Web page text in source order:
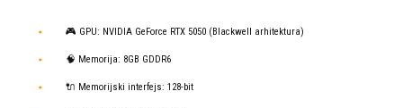
🎮 GPU: NVIDIA GeForce RTX 5050 (Blackwell arhitektura)
🧠 Memorija: 8GB GDDR6
🔌 Memorijski interfejs: 128-bit